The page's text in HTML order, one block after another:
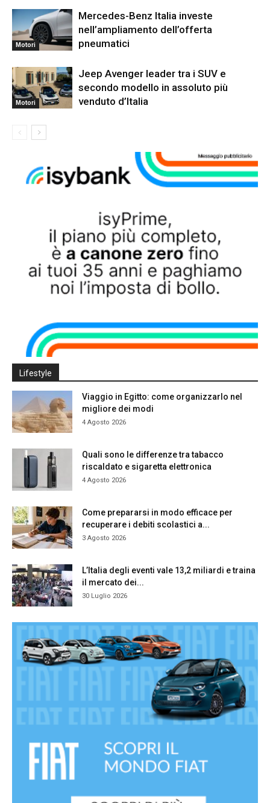
Motori
Mercedes-Benz Italia investe
nell’ampliamento dell’offerta
pneumatici
Motori
Jeep Avenger leader tra i SUV e
secondo modello in assoluto più
venduto d’Italia
Lifestyle
Viaggio in Egitto: come organizzarlo nel
migliore dei modi
4 Agosto 2026
Quali sono le differenze tra tabacco
riscaldato e sigaretta elettronica
4 Agosto 2026
Come prepararsi in modo efficace per
recuperare i debiti scolastici a...
3 Agosto 2026
L’Italia degli eventi vale 13,2 miliardi e traina
il mercato dei...
30 Luglio 2026